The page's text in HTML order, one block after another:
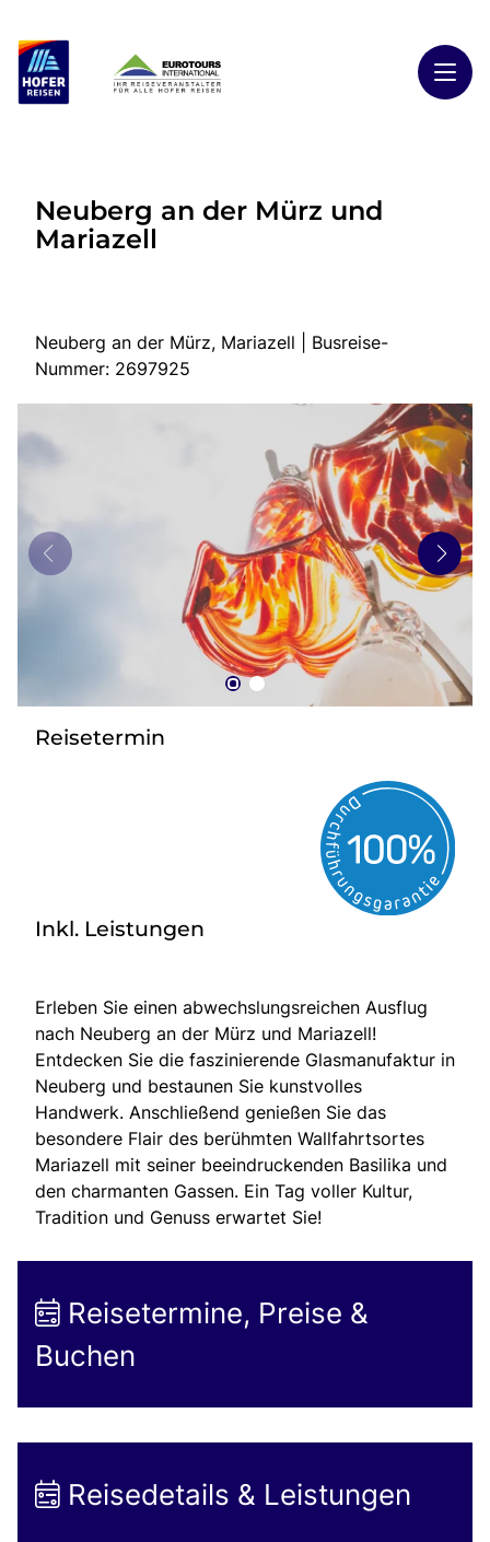
Highlights
Reiseländer
Kontakt
zurück zu HOFER REISEN
Neuberg an der Mürz und
Mariazell
Neuberg an der Mürz, Mariazell | Busreise-
Nummer: 2697925
Reisetermin
Inkl. Leistungen
Erleben Sie einen abwechslungsreichen Ausflug
nach Neuberg an der Mürz und Mariazell!
Entdecken Sie die faszinierende Glasmanufaktur in
Neuberg und bestaunen Sie kunstvolles
Handwerk. Anschließend genießen Sie das
besondere Flair des berühmten Wallfahrtsortes
Mariazell mit seiner beeindruckenden Basilika und
den charmanten Gassen. Ein Tag voller Kultur,
Tradition und Genuss erwartet Sie!
Reisetermine, Preise &
Buchen
Reisedetails & Leistungen